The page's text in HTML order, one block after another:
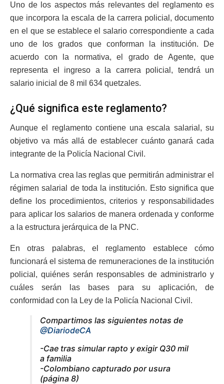
Uno de los aspectos más relevantes del reglamento es
que incorpora la escala de la carrera policial, documento
en el que se establece el salario correspondiente a cada
uno de los grados que conforman la institución. De
acuerdo con la normativa, el grado de Agente, que
representa el ingreso a la carrera policial, tendrá un
salario inicial de 8 mil 634 quetzales.
¿Qué significa este reglamento?
Aunque el reglamento contiene una escala salarial, su
objetivo va más allá de establecer cuánto ganará cada
integrante de la Policía Nacional Civil.
La normativa crea las reglas que permitirán administrar el
régimen salarial de toda la institución. Esto significa que
define los procedimientos, criterios y responsabilidades
para aplicar los salarios de manera ordenada y conforme
a la estructura jerárquica de la PNC.
En otras palabras, el reglamento establece cómo
funcionará el sistema de remuneraciones de la institución
policial, quiénes serán responsables de administrarlo y
cuáles serán las bases para su aplicación, de
conformidad con la Ley de la Policía Nacional Civil.
Compartimos las siguientes notas de
@DiariodeCA
-Cae tras simular rapto y exigir Q30 mil
a familia
-Colombiano capturado por usura
(página 8)